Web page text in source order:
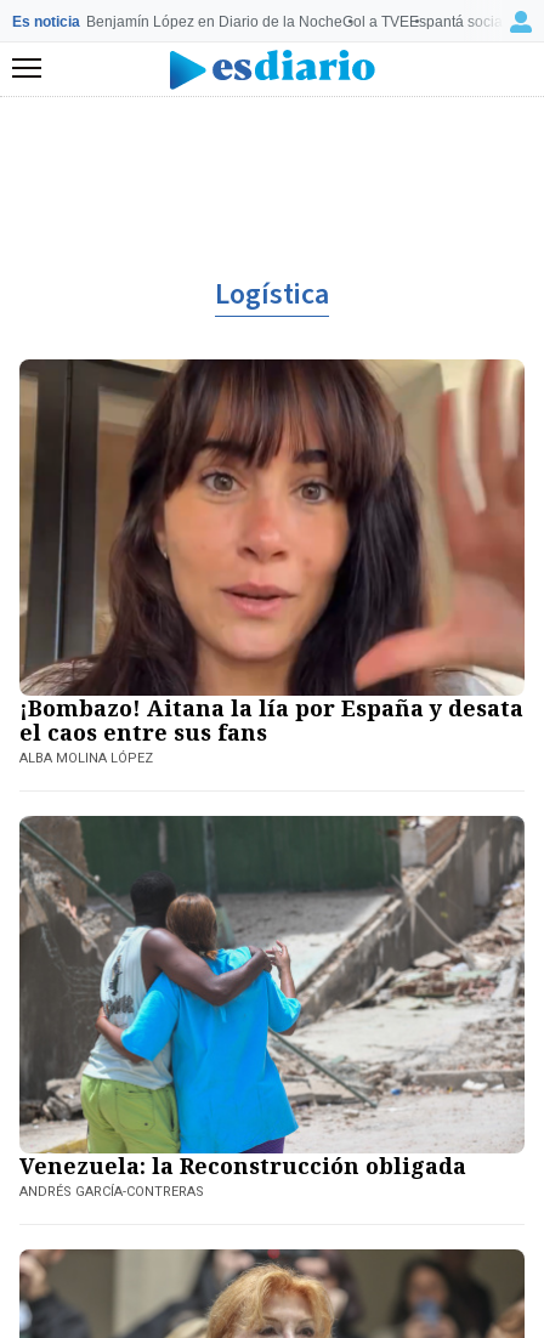
Es noticia Benjamín López en Diario de la NocheGol a TVEEspantá socialista
Menú
Logística
¡Bombazo! Aitana la lía por España y desata
el caos entre sus fans
ALBA MOLINA LÓPEZ
Venezuela: la Reconstrucción obligada
ANDRÉS GARCÍA-CONTRERAS